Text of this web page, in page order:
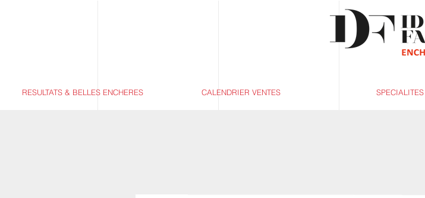
RESULTATS & BELLES ENCHERES CALENDRIER VENTES SPECIALITES